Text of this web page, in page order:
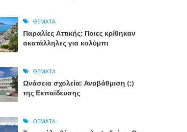
ΘΈΜΑΤΑ
Παραλίες Αττικής: Ποιες κρίθηκαν
ακατάλληλες για κολύμπι
ΘΈΜΑΤΑ
Ωνάσεια σχολεία: Αναβάθμιση (;)
της Εκπαίδευσης
ΘΈΜΑΤΑ